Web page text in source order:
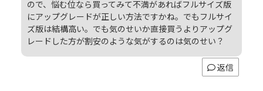
ので、悩む位なら買ってみて不満があればフルサイズ版
にアップグレードが正しい方法ですかね。でもフルサイ
ズ版は結構高い。でも気のせいか直接買うよりアップグ
レードした方が割安のような気がするのは気のせい？
返信